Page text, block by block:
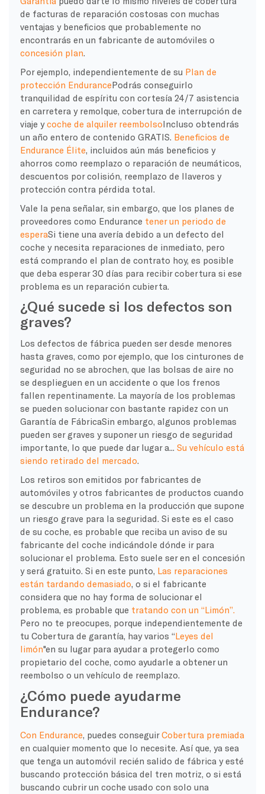
de facturas de reparación costosas con muchas
ventajas y beneficios que probablemente no
encontrarás en un fabricante de automóviles o
concesión plan.
Por ejemplo, independientemente de su Plan de
protección EndurancePodrás conseguirlo
tranquilidad de espíritu con cortesía 24/7 asistencia
en carretera y remolque, cobertura de interrupción de
viaje ycoche de alquiler reembolsoIncluso obtendrás
un año entero de contenido GRATIS. Beneficios de
Endurance Élite, incluidos aún más beneficios y
ahorros como reemplazo o reparación de neumáticos,
descuentos por colisión, reemplazo de llaveros y
protección contra pérdida total.
Vale la pena señalar, sin embargo, que los planes de
proveedores como Endurance tener un periodo de
esperaSi tiene una avería debido a un defecto del
coche y necesita reparaciones de inmediato, pero
está comprando el plan de contrato hoy, es posible
que deba esperar 30 días para recibir cobertura si ese
problema es un reparación cubierta.
¿Qué sucede si los defectos son
graves?
Los defectos de fábrica pueden ser desde menores
hasta graves, como por ejemplo, que los cinturones de
seguridad no se abrochen, que las bolsas de aire no
se desplieguen en un accidente o que los frenos
fallen repentinamente. La mayoría de los problemas
se pueden solucionar con bastante rapidez con un
Garantía de FábricaSin embargo, algunos problemas
pueden ser graves y suponer un riesgo de seguridad
importante, lo que puede dar lugar a... Su vehículo está
siendo retirado del mercado.
Los retiros son emitidos por fabricantes de
automóviles y otros fabricantes de productos cuando
se descubre un problema en la producción que supone
un riesgo grave para la seguridad. Si este es el caso
de su coche, es probable que reciba un aviso de su
fabricante del coche indicándole dónde ir para
solucionar el problema. Esto suele ser en el concesión
y será gratuito. Si en este punto, Las reparaciones
están tardando demasiado, o si el fabricante
considera que no hay forma de solucionar el
problema, es probable que tratando con un “Limón”.
Pero no te preocupes, porque independientemente de
tu Cobertura de garantía, hay varios “Leyes del
limón"en su lugar para ayudar a protegerlo como
propietario del coche, como ayudarle a obtener un
reembolso o un vehículo de reemplazo.
¿Cómo puede ayudarme
Endurance?
Con Endurance, puedes conseguirCobertura premiada
en cualquier momento que lo necesite. Así que, ya sea
que tenga un automóvil recién salido de fábrica y esté
buscando protección básica del tren motriz, o si está
buscando cubrir un coche usado con solo una